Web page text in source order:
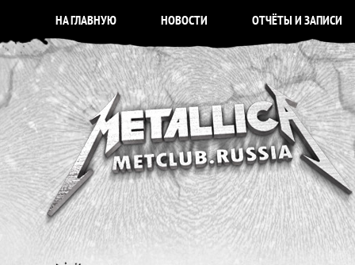
НА ГЛАВНУЮ НОВОСТИ ОТЧЁТЫ И ЗАПИСИ